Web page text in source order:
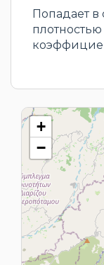
Попадает в
плотностью
+
−